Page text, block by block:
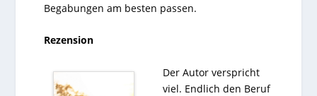
Begabungen am besten passen.
Rezension
Der Autor verspricht
viel. Endlich den Beruf